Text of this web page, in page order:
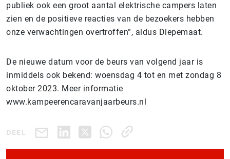
publiek ook een groot aantal elektrische campers laten
zien en de positieve reacties van de bezoekers hebben
onze verwachtingen overtroffen”, aldus Diepemaat.
De nieuwe datum voor de beurs van volgend jaar is
inmiddels ook bekend: woensdag 4 tot en met zondag 8
oktober 2023. Meer informatie
www.kampeerencaravanjaarbeurs.nl
DEEL